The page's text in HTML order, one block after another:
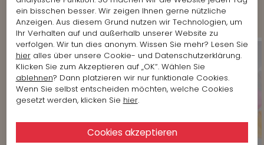
Shop the Look
ein bisschen besser. Wir zeigen Ihnen gerne nützliche
Anzeigen. Aus diesem Grund nutzen wir Technologien, um
Ihr Verhalten auf und außerhalb unserer Website zu
verfolgen. Wir tun dies anonym. Wissen Sie mehr? Lesen Sie
hieralles über unsere Cookie- und Datenschutzerklärung.
Klicken Sie zum Akzeptieren auf „OK“. Wählen Sie
ablehnen? Dann platzieren wir nur funktionale Cookies.
Wenn Sie selbst entscheiden möchten, welche Cookies
gesetzt werden, klicken Sie hier.